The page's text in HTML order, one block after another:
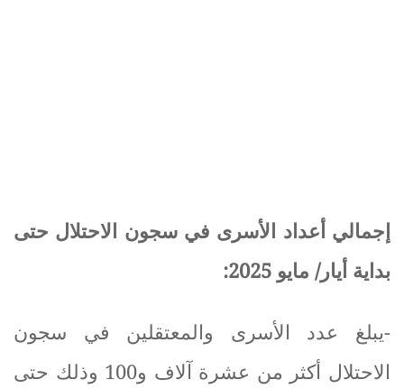
إجمالي أعداد الأسرى في سجون الاحتلال حتى
بداية أيار/ مايو 2025
:
-يبلغ عدد الأسرى والمعتقلين في سجون
الاحتلال أكثر من عشرة آلاف و100 وذلك حتى